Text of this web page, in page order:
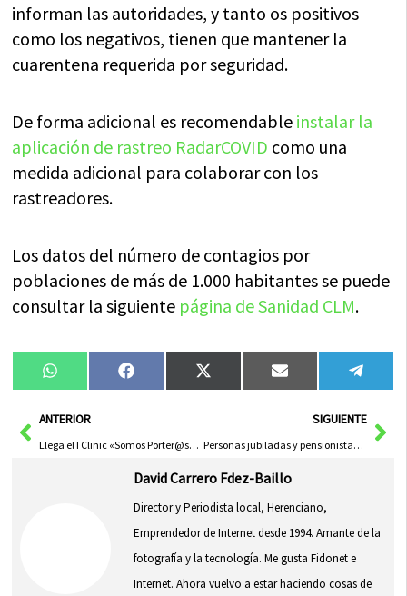
informan las autoridades, y tanto os positivos
como los negativos, tienen que mantener la
cuarentena requerida por seguridad.
De forma adicional es recomendable instalar la
aplicación de rastreo RadarCOVID como una
medida adicional para colaborar con los
rastreadores.
Los datos del número de contagios por
poblaciones de más de 1.000 habitantes se puede
consultar la siguiente página de Sanidad CLM.
Compartir
en
WhatsAppCompartir
en
FacebookCompartir
en
X
(Twitter)
Compartir
en
Email
en
AntANTERIOR
Llega el I Clinic «Somos Porter@s» organizado por Angelda Fernández
SIGUIENTE
Personas jubiladas y pensionistas podrán solicitar la reducción del 50% de la tasa de basuras
David Carrero Fdez-Baillo
Director y Periodista local, Herenciano,
Emprendedor de Internet desde 1994. Amante de la
fotografía y la tecnología. Me gusta Fidonet e
Internet. Ahora vuelvo a estar haciendo cosas de